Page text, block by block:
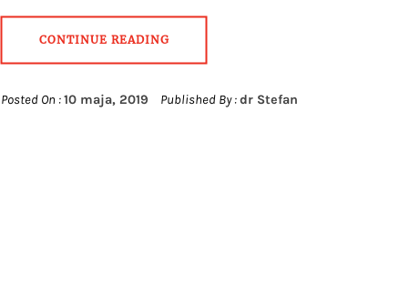
CONTINUE READING
Posted On :10 maja, 2019 Published By :dr Stefan